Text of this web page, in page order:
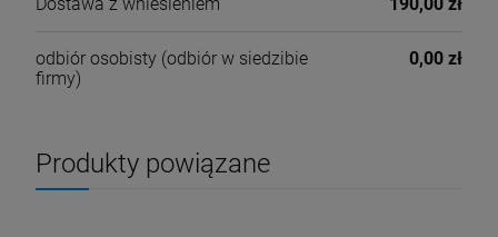
odbiór osobisty (odbiór w siedzibie
firmy)
0,00 zł
Produkty powiązane